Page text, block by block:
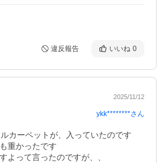
違反報告 いいね 0
2025/11/12
ykk********さん
カーペットが、入っていたのです
重かったです
よって言ったのですが、、